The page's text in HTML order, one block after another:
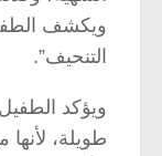
ويكشف
التنحيف”.
ويؤكد
طويلة،